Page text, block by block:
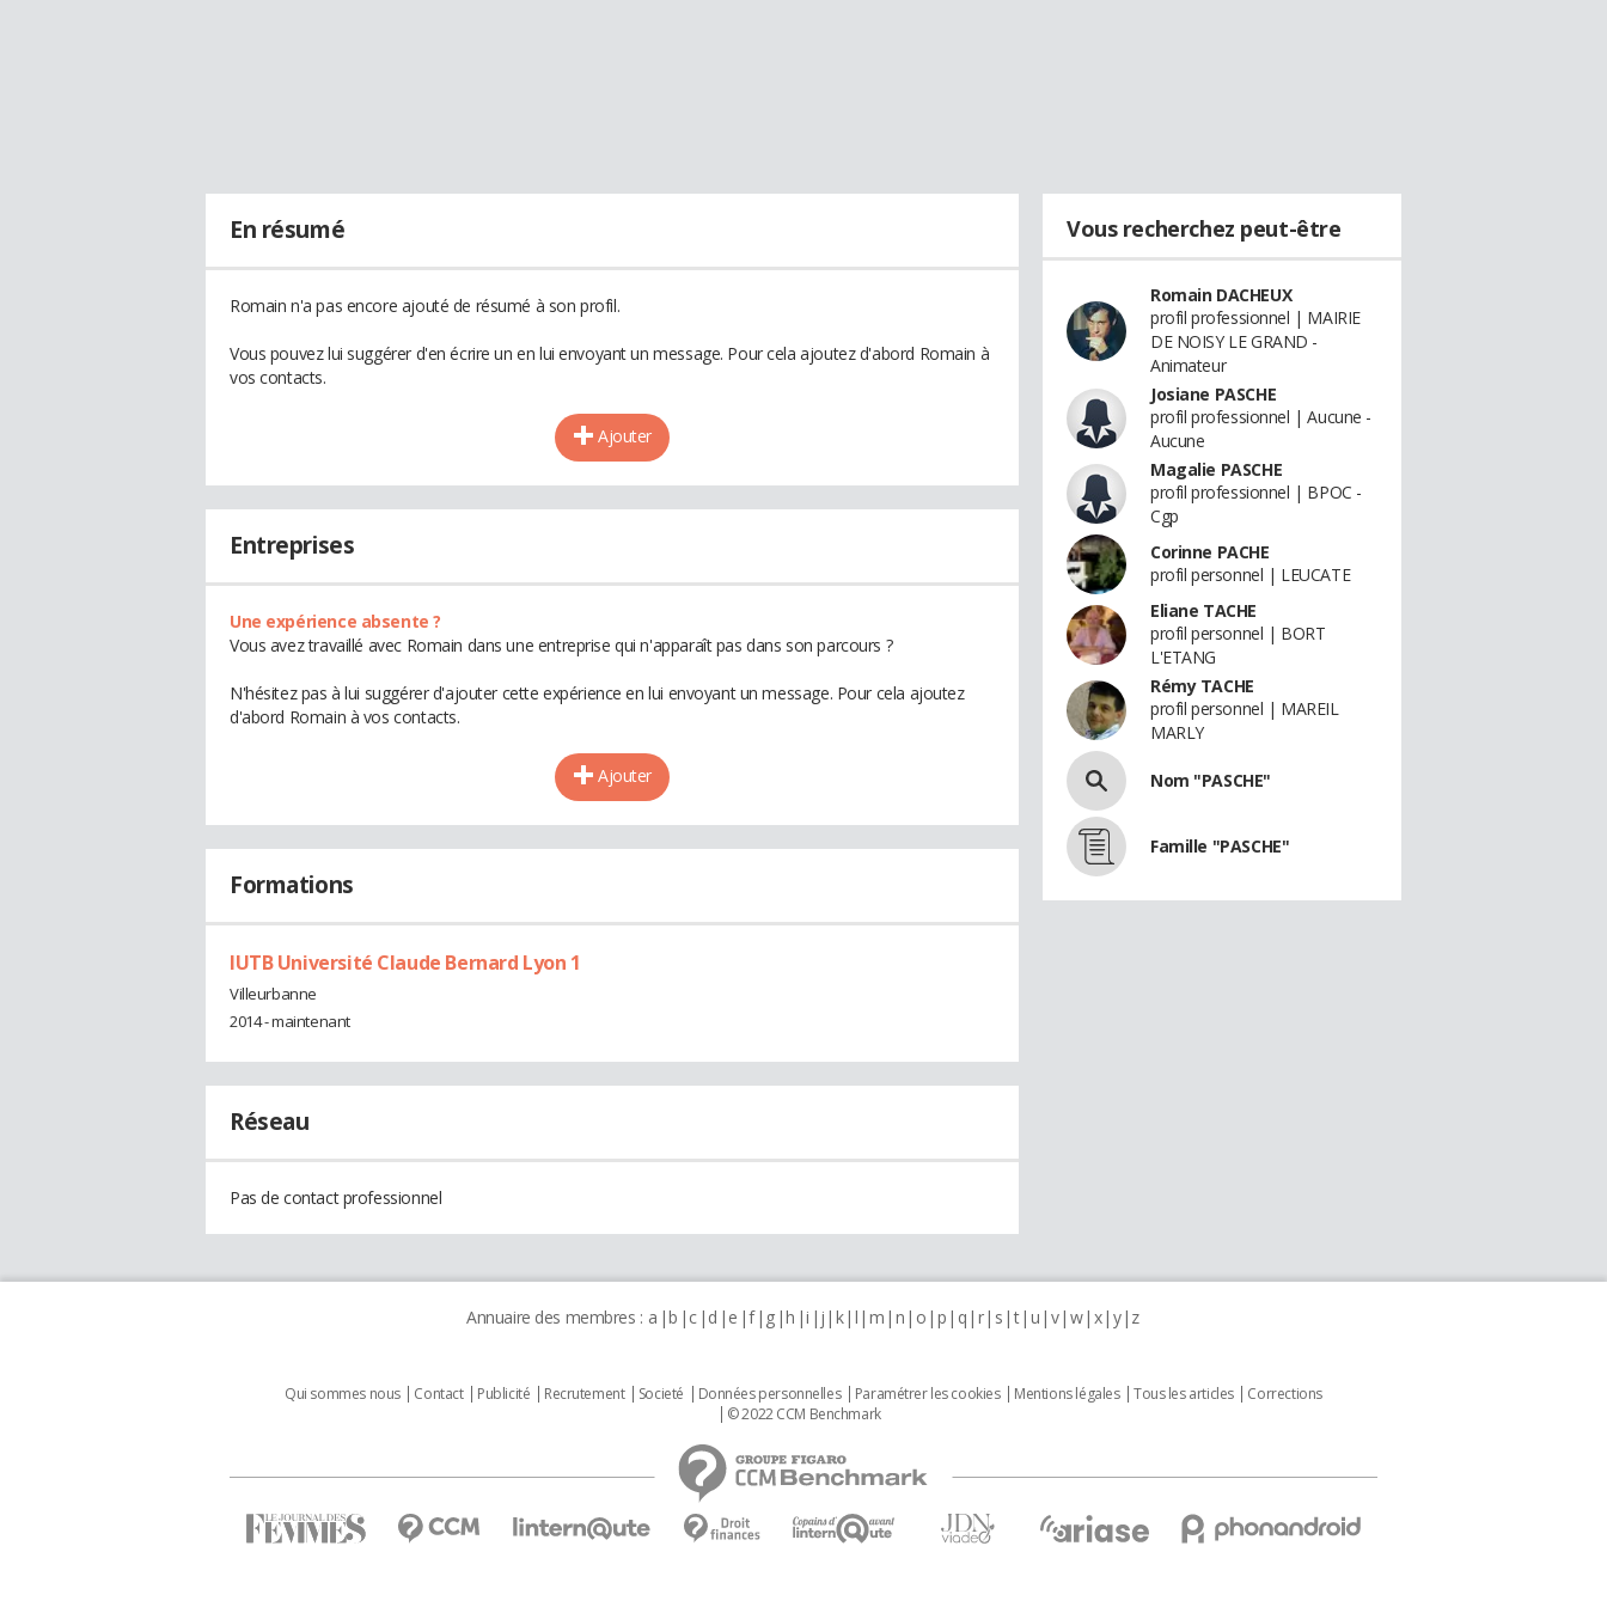
En résumé
Romain n'a pas encore ajouté de résumé à son profil.
Vous pouvez lui suggérer d'en écrire un en lui envoyant un message. Pour cela ajoutez d'abord Romain à
vos contacts.
Ajouter
Entreprises
Une expérience absente ?
Vous avez travaillé avec Romain dans une entreprise qui n'apparaît pas dans son parcours ?
N'hésitez pas à lui suggérer d'ajouter cette expérience en lui envoyant un message. Pour cela ajoutez
d'abord Romain à vos contacts.
Ajouter
Formations
IUTB Université Claude Bernard Lyon 1
Villeurbanne
2014 - maintenant
Réseau
Pas de contact professionnel
Vous recherchez peut-être
Romain DACHEUX
profil professionnel | MAIRIE
DE NOISY LE GRAND -
Animateur
Josiane PASCHE
profil professionnel | Aucune -
Aucune
Magalie PASCHE
profil professionnel | BPOC -
Cgp
Corinne PACHE
profil personnel | LEUCATE
Eliane TACHE
profil personnel | BORT
L'ETANG
Rémy TACHE
profil personnel | MAREIL
MARLY
Nom "PASCHE"
Famille "PASCHE"
Annuaire des membres : a b c d e f g h i j k l m n o p q r s t u v w x y z
Qui sommes nous Contact Publicité Recrutement Societé Données personnelles Paramétrer les cookies Mentions légales Tous les articles
Corrections
© 2022 CCM Benchmark